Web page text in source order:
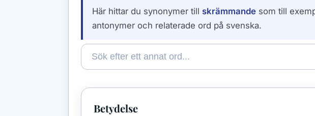
Här hittar du synonymer till skrämmande som till
antonymer och relaterade ord på svenska.
Betydelse